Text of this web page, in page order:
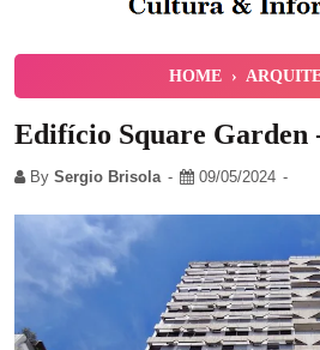
HOME ›
Edifício Square Garden
By Sergio Brisola 09/05/2024